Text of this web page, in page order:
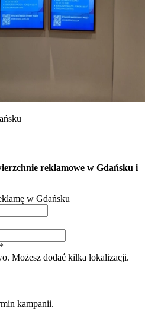
reklamowe w Gdańsku i
w Gdańsku
Możesz dodać kilka lokalizacji.
kampanii.